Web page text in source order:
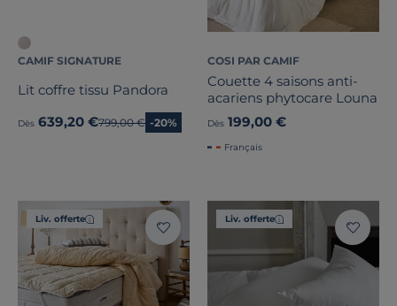
CAMIF SIGNATURE
Lit coffre tissu Pandora
Dès 639,20 €Ancien prix
799,00 € -20%
COSI PAR CAMIF
Couette 4 saisons anti-
acariens phytocare Louna
Dès 199,00 €
Français
Liv. offerte Liv. offerte